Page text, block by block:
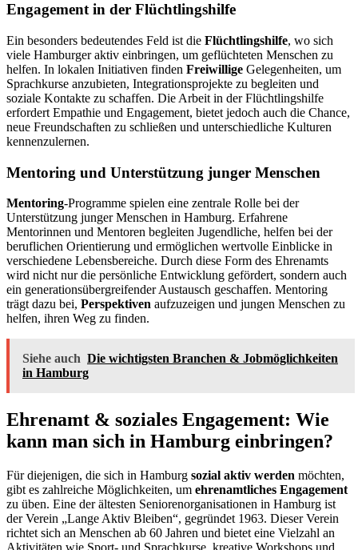
Engagement in der Flüchtlingshilfe
Ein besonders bedeutendes Feld ist die Flüchtlingshilfe, wo sich
viele Hamburger aktiv einbringen, um geflüchteten Menschen zu
helfen. In lokalen Initiativen finden Freiwillige Gelegenheiten, um
Sprachkurse anzubieten, Integrationsprojekte zu begleiten und
soziale Kontakte zu schaffen. Die Arbeit in der Flüchtlingshilfe
erfordert Empathie und Engagement, bietet jedoch auch die Chance,
neue Freundschaften zu schließen und unterschiedliche Kulturen
kennenzulernen.
Mentoring und Unterstützung junger Menschen
Mentoring-Programme spielen eine zentrale Rolle bei der
Unterstützung junger Menschen in Hamburg. Erfahrene
Mentorinnen und Mentoren begleiten Jugendliche, helfen bei der
beruflichen Orientierung und ermöglichen wertvolle Einblicke in
verschiedene Lebensbereiche. Durch diese Form des Ehrenamts
wird nicht nur die persönliche Entwicklung gefördert, sondern auch
ein generationsübergreifender Austausch geschaffen. Mentoring
trägt dazu bei, Perspektiven aufzuzeigen und jungen Menschen zu
helfen, ihren Weg zu finden.
Siehe auch Die wichtigsten Branchen & Jobmöglichkeiten
in Hamburg
Ehrenamt & soziales Engagement: Wie
kann man sich in Hamburg einbringen?
Für diejenigen, die sich in Hamburg sozial aktiv werden möchten,
gibt es zahlreiche Möglichkeiten, um ehrenamtliches Engagement
zu üben. Eine der ältesten Seniorenorganisationen in Hamburg ist
der Verein „Lange Aktiv Bleiben“, gegründet 1963. Dieser Verein
richtet sich an Menschen ab 60 Jahren und bietet eine Vielzahl an
Aktivitäten wie Sport- und Sprachkurse, kreative Workshops und